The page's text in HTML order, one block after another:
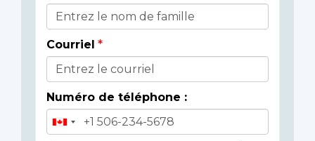
Courriel
Numéro de téléphone :